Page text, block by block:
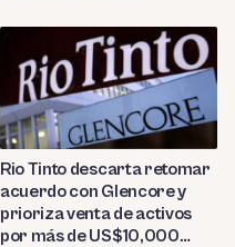
Rio Tinto descarta retomar
acuerdo con Glencore y
prioriza venta de activos
por más de US$10,000